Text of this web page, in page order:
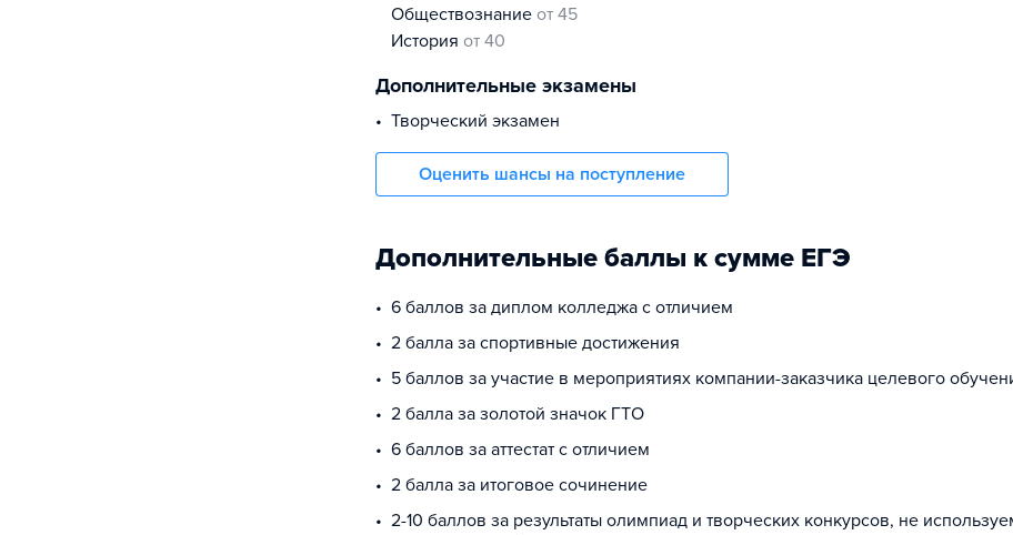
обществознание от 45
история от 40
Дополнительные экзамены
творческий экзамен
Оценить шансы на поступление
Дополнительные баллы к сумме ЕГЭ
6 баллов за диплом колледжа с отличием
2 балла за спортивные достижения
5 баллов за участие в мероприятиях компании-заказчика целевого
2 балла за золотой значок ГТО
6 баллов за аттестат с отличием
2 балла за итоговое сочинение
2-10 баллов за результаты олимпиад и творческих конкурсов, не